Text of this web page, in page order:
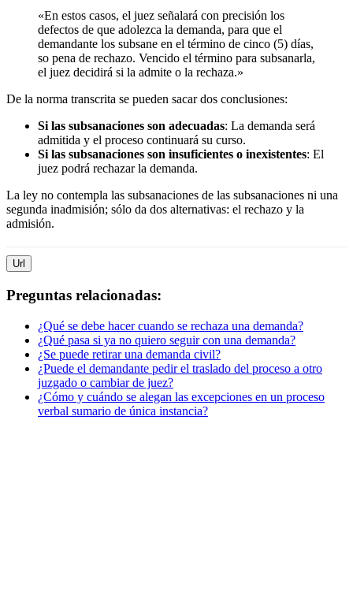
«En estos casos, el juez señalará con precisión los
defectos de que adolezca la demanda, para que el
demandante los subsane en el término de cinco (5) días,
so pena de rechazo. Vencido el término para subsanarla,
el juez decidirá si la admite o la rechaza.»
De la norma transcrita se pueden sacar dos conclusiones:
Si las subsanaciones son adecuadas: La demanda será
admitida y el proceso continuará su curso.
Si las subsanaciones son insuficientes o inexistentes: El
juez podrá rechazar la demanda.
La ley no contempla las subsanaciones de las subsanaciones ni una
segunda inadmisión; sólo da dos alternativas: el rechazo y la
admisión.
Url
Preguntas relacionadas:
¿Qué se debe hacer cuando se rechaza una demanda?
¿Qué pasa si ya no quiero seguir con una demanda?
¿Se puede retirar una demanda civil?
¿Puede el demandante pedir el traslado del proceso a otro
juzgado o cambiar de juez?
¿Cómo y cuándo se alegan las excepciones en un proceso
verbal sumario de única instancia?